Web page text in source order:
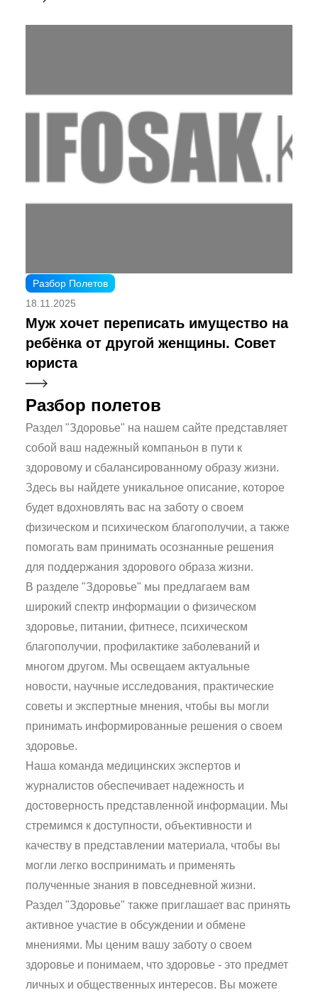
Разбор Полетов
18.11.2025
Муж хочет переписать имущество на
ребёнка от другой женщины. Совет
юриста
Разбор полетов
Раздел "Здоровье" на нашем сайте представляет
собой ваш надежный компаньон в пути к
здоровому и сбалансированному образу жизни.
Здесь вы найдете уникальное описание, которое
будет вдохновлять вас на заботу о своем
физическом и психическом благополучии, а также
помогать вам принимать осознанные решения
для поддержания здорового образа жизни.
В разделе "Здоровье" мы предлагаем вам
широкий спектр информации о физическом
здоровье, питании, фитнесе, психическом
благополучии, профилактике заболеваний и
многом другом. Мы освещаем актуальные
новости, научные исследования, практические
советы и экспертные мнения, чтобы вы могли
принимать информированные решения о своем
здоровье.
Наша команда медицинских экспертов и
журналистов обеспечивает надежность и
достоверность представленной информации. Мы
стремимся к доступности, объективности и
качеству в представлении материала, чтобы вы
могли легко воспринимать и применять
полученные знания в повседневной жизни.
Раздел "Здоровье" также приглашает вас принять
активное участие в обсуждении и обмене
мнениями. Мы ценим вашу заботу о своем
здоровье и понимаем, что здоровье - это предмет
личных и общественных интересов. Вы можете